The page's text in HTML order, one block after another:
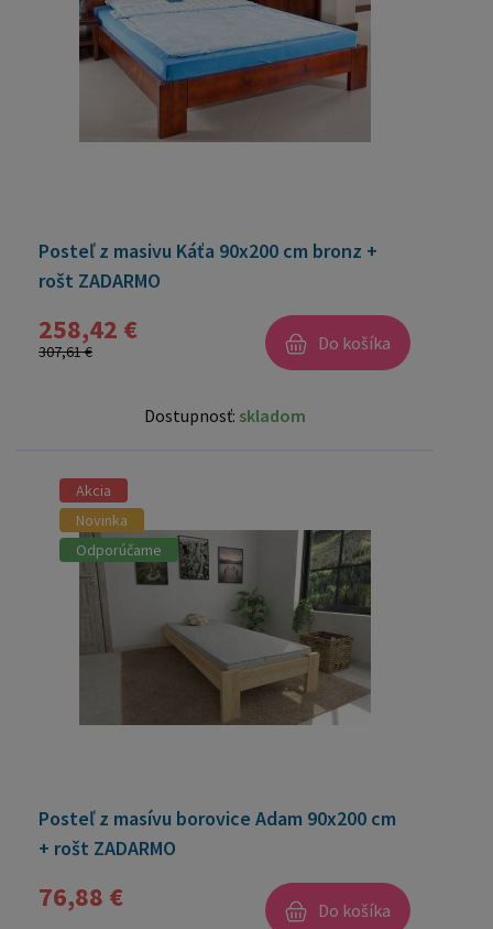
Posteľ z masivu Káťa 90x200 cm bronz +
rošt ZADARMO
258,42 €
307,61 € Do košíka
Dostupnosť: skladom
Akcia
Novinka
Odporúčame
Posteľ z masívu borovice Adam 90x200 cm
+ rošt ZADARMO
76,88 € Do košíka